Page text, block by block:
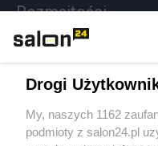
Rozmaitości
Sport
Społeczeństwo
Drogi
My, naszych 1162
podmioty z salon24.pl